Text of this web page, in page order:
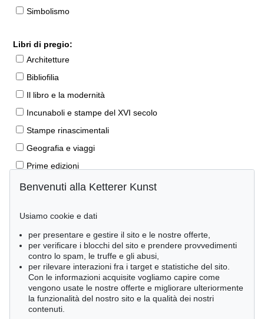
Simbolismo
Libri di pregio:
Architetture
Bibliofilia
Il libro e la modernità
Incunaboli e stampe del XVI secolo
Stampe rinascimentali
Geografia e viaggi
Prime edizioni
Manoscritti antichi
Libri per bambini
Lifestyle
Pietre miliari delle scienze naturali
Letteratura classica
Economia e diritto
Meraviglie della natura
Benvenuti alla Ketterer Kunst
Usiamo cookie e dati
per presentare e gestire il sito e le nostre offerte,
per verificare i blocchi del sito e prendere provvedimenti
contro lo spam, le truffe e gli abusi,
per rilevare interazioni fra i target e statistiche del sito.
Con le informazioni acquisite vogliamo capire come
vengono usate le nostre offerte e migliorare ulteriormente
la funzionalità del nostro sito e la qualità dei nostri
contenuti.